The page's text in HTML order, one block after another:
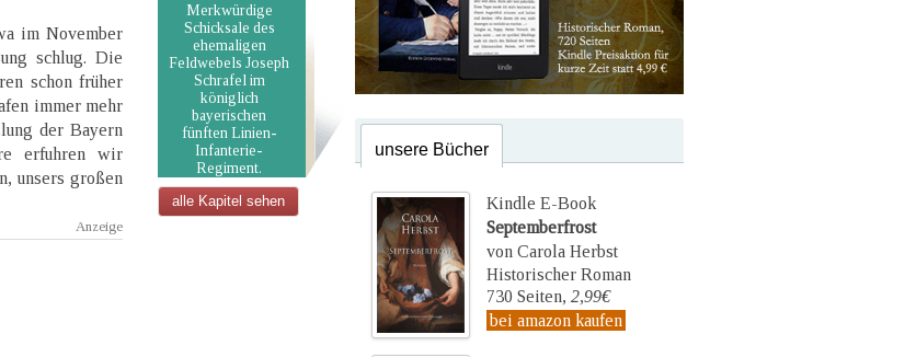
im November
schlug. Die
schon früher
immer mehr
der Bayern
erfuhren wir
unsers großen
Merkwürdige
Schicksale des
ehemaligen
Feldwebels Joseph
Schrafel im
königlich
bayerischen
fünften Linien-
Infanterie-
Regiment.
alle Kapitel sehen
unsere Bücher
Kindle E-Book
Septemberfrost
von Carola Herbst
Historischer Roman
730 Seiten, 2,99€
bei amazon kaufen